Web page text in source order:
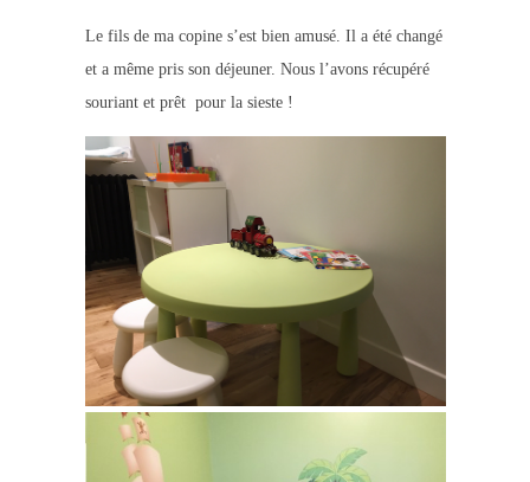
Le fils de ma copine s’est bien amusé. Il a été changé
et a même pris son déjeuner. Nous l’avons récupéré
souriant et prêt pour la sieste !